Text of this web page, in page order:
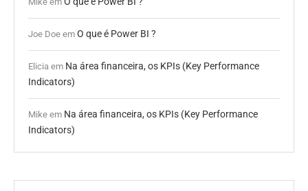
Joe Doe em O que é Power BI ?
Elicia em Na área financeira, os KPIs (Key Performance
Indicators)
Mike em Na área financeira, os KPIs (Key Performance
Indicators)